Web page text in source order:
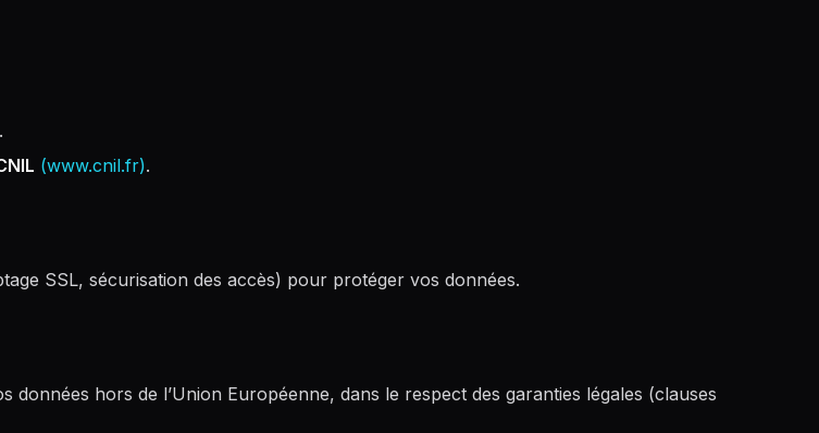
.
(www.cnil.fr).
SSL, sécurisation des accès) pour protéger vos données.
données hors de l’Union Européenne, dans le respect des garanties légales (clauses